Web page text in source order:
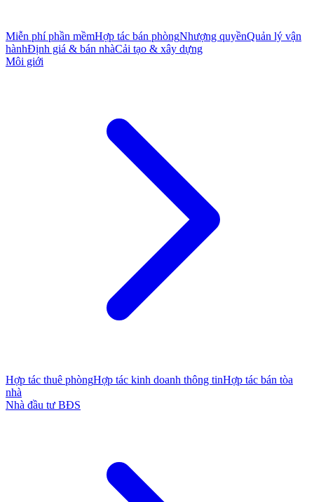
Miễn phí phần mềmHợp tác bán phòngNhượng quyềnQuản lý vận
hànhĐịnh giá & bán nhàCải tạo & xây dựng
Môi giới
Hợp tác thuê phòngHợp tác kinh doanh thông tinHợp tác bán tòa
nhà
Nhà đầu tư BĐS